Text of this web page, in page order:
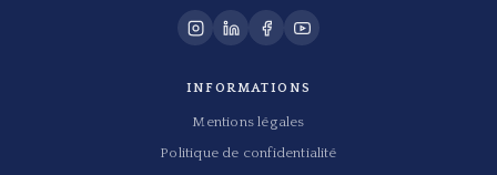
INFORMATIONS
Mentions légales
Politique de confidentialité